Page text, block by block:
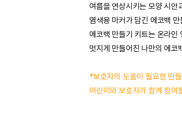
여름을 연상시키는 모양 시안
염색용 마커가 담긴 에코백
에코백 만들기 키트는 온라인
멋지게 만들어진 나만의 에
*보호자의 도움이 필요한 만
어린이와 보호자가 함께 참여